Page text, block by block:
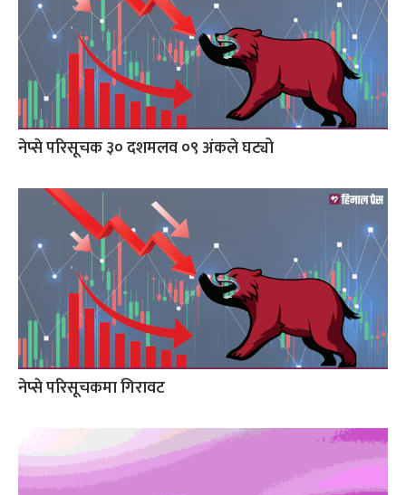
नेप्से परिसूचक ३० दशमलव ०९ अंकले घट्यो
नेप्से परिसूचकमा गिरावट